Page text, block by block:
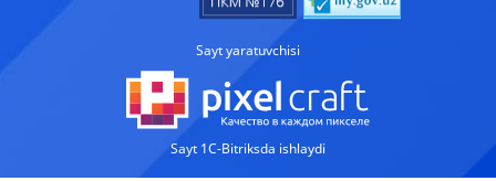
Sayt yaratuvchisi
Sayt 1C-Bitriksda ishlaydi